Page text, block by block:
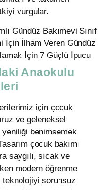
vurgular.
Anaokulu
için çocuk
ve geleneksel
benimsemek
çocuk bakımı
saygılı, sıcak ve
modern öğrenme
sorunsuz